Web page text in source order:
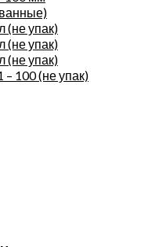
(не упак)
(не упак)
(не упак)
100 (не упак)